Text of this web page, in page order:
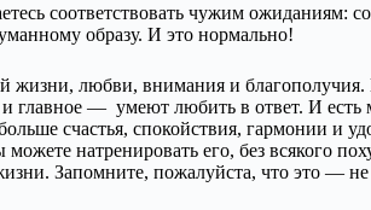
соответствовать чужим ожиданиям:
образу. И это нормально!
жизни, любви, внимания и
— умеют любить в ответ. И есть
счастья, спокойствия, гармонии и
натренировать его, без всякого
Запомните, пожалуйста, что это —